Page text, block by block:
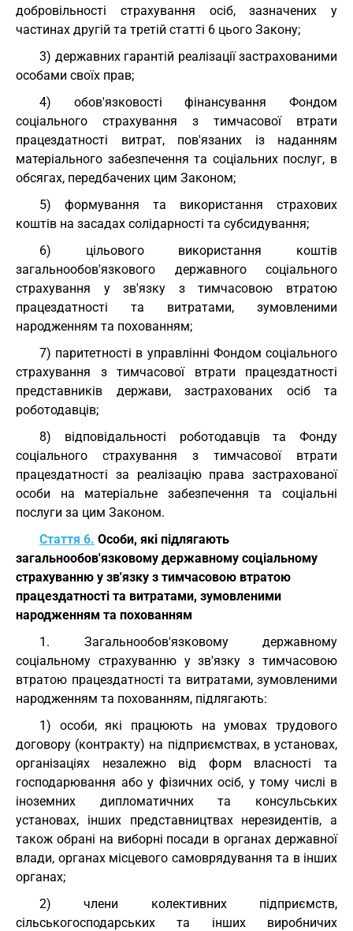
добровільності страхування осіб, зазначених у
частинах другій та третій статті 6 цього Закону;
3) державних гарантій реалізації застрахованими
особами своїх прав;
4) обов'язковості фінансування Фондом
соціального страхування з тимчасової втрати
працездатності витрат, пов'язаних із наданням
матеріального забезпечення та соціальних послуг, в
обсягах, передбачених цим Законом;
5) формування та використання страхових
коштів на засадах солідарності та субсидування;
6) цільового використання коштів
загальнообов'язкового державного соціального
страхування у зв'язку з тимчасовою втратою
працездатності та витратами, зумовленими
народженням та похованням;
7) паритетності в управлінні Фондом соціального
страхування з тимчасової втрати працездатності
представників держави, застрахованих осіб та
роботодавців;
8) відповідальності роботодавців та Фонду
соціального страхування з тимчасової втрати
працездатності за реалізацію права застрахованої
особи на матеріальне забезпечення та соціальні
послуги за цим Законом.
Стаття 6. Особи, які підлягають
загальнообов'язковому державному соціальному
страхуванню у зв'язку з тимчасовою втратою
працездатності та витратами, зумовленими
народженням та похованням
1. Загальнообов'язковому державному
соціальному страхуванню у зв'язку з тимчасовою
втратою працездатності та витратами, зумовленими
народженням та похованням, підлягають:
1) особи, які працюють на умовах трудового
договору (контракту) на підприємствах, в установах,
організаціях незалежно від форм власності та
господарювання або у фізичних осіб, у тому числі в
іноземних дипломатичних та консульських
установах, інших представництвах нерезидентів, а
також обрані на виборні посади в органах державної
влади, органах місцевого самоврядування та в інших
органах;
2) члени колективних підприємств,
сільськогосподарських та інших виробничих